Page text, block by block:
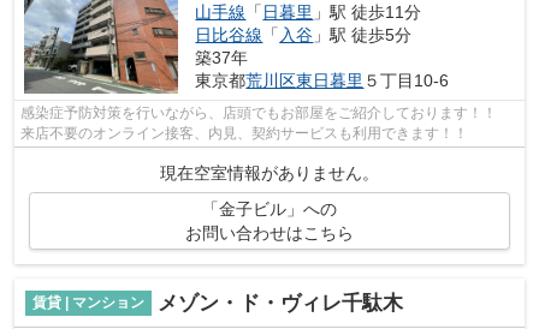
山手線 「 日暮里 」駅 徒歩11分
日比谷線 「 入谷 」駅 徒歩5分
築37年
東京都荒川区東日暮里 ５丁目10-6
感染症予防対策を行いながら、店頭でもお部屋をご紹介しております！！
来店不要のオンライン接客、内見、契約サービスも利用できます！！
現在空室情報がありません。
「金子ビル」への
お問い合わせはこちら
賃貸 | マンション メゾン・ド・ヴィレ千駄木